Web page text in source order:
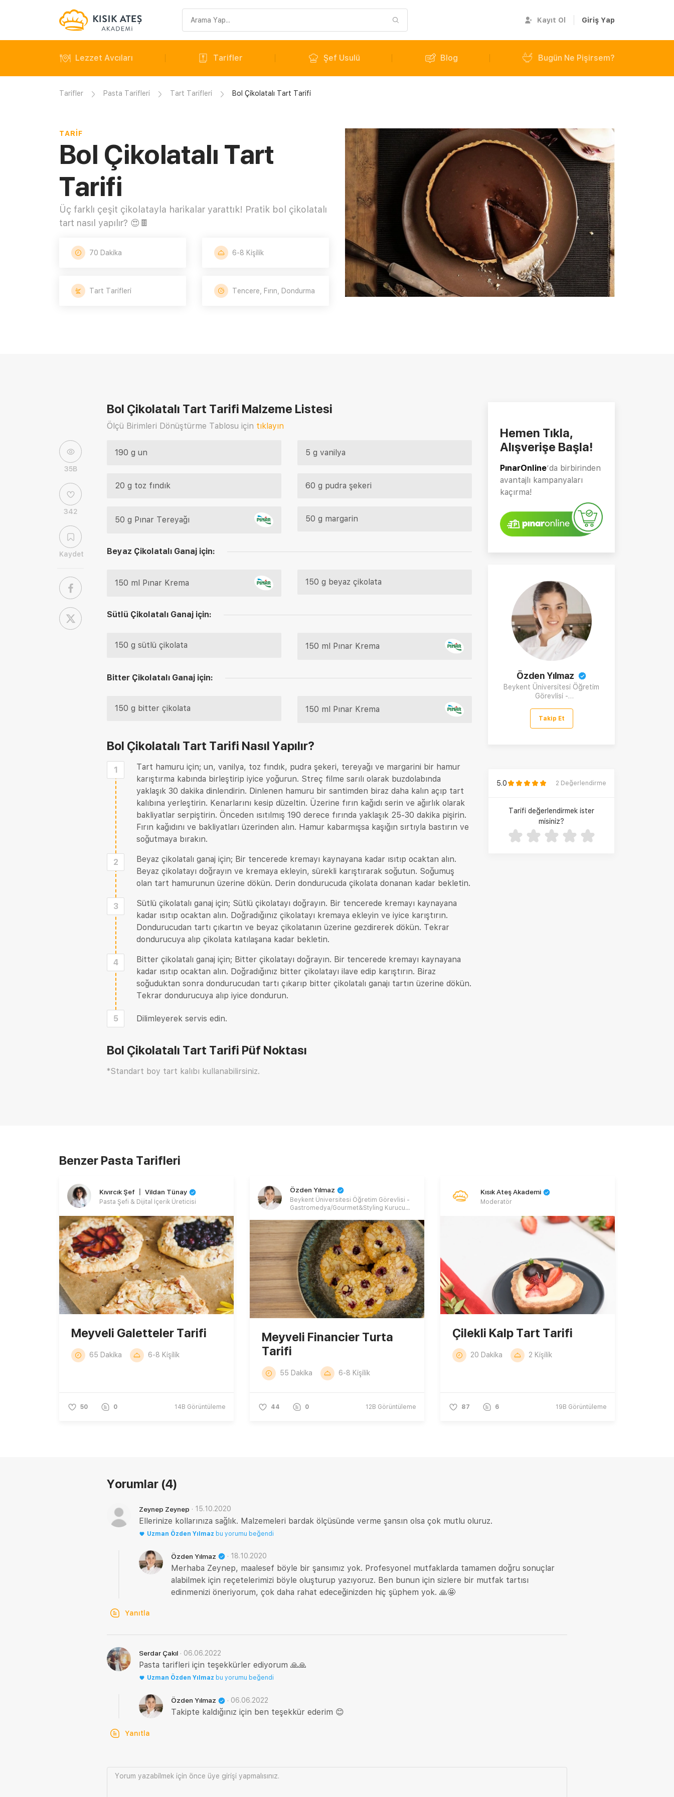
sorgusu
Kayıt Ol Giriş Yap
Lezzet Avcıları Tarifler Şef Usulü Blog Bugün Ne Pişirsem?
Tarifler Pasta Tarifleri Tart Tarifleri Bol Çikolatalı Tart Tarifi
TARIF
Bol Çikolatalı Tart
Tarifi
Üç farklı çeşit çikolatayla harikalar yarattık! Pratik bol çikolatalı
tart nasıl yapılır? 😍🍫
70 Dakika 6-8 Kişilik
Tart Tarifleri Tencere, Fırın, Dondurma
35B
342
Kaydet
Bol Çikolatalı Tart Tarifi Malzeme Listesi
Ölçü Birimleri Dönüştürme Tablosu için tıklayın
190 g un 5 g vanilya
20 g toz fındık 60 g pudra şekeri
50 g Pınar Tereyağı 50 g margarin
Beyaz Çikolatalı Ganaj için:
150 ml Pınar Krema 150 g beyaz çikolata
Sütlü Çikolatalı Ganaj için:
150 g sütlü çikolata 150 ml Pınar Krema
Bitter Çikolatalı Ganaj için:
150 g bitter çikolata 150 ml Pınar Krema
Bol Çikolatalı Tart Tarifi Nasıl Yapılır?
1
Tart hamuru için; un, vanilya, toz fındık, pudra şekeri, tereyağı ve margarini bir hamur
karıştırma kabında birleştirip iyice yoğurun. Streç filme sarılı olarak buzdolabında
yaklaşık 30 dakika dinlendirin. Dinlenen hamuru bir santimden biraz daha kalın açıp tart
kalıbına yerleştirin. Kenarlarını kesip düzeltin. Üzerine fırın kağıdı serin ve ağırlık olarak
bakliyatlar serpiştirin. Önceden ısıtılmış 190 derece fırında yaklaşık 25-30 dakika pişirin.
Fırın kağıdını ve bakliyatları üzerinden alın. Hamur kabarmışsa kaşığın sırtıyla bastırın ve
soğutmaya bırakın.
2
Beyaz çikolatalı ganaj için; Bir tencerede kremayı kaynayana kadar ısıtıp ocaktan alın.
Beyaz çikolatayı doğrayın ve kremaya ekleyin, sürekli karıştırarak soğutun. Soğumuş
olan tart hamurunun üzerine dökün. Derin dondurucuda çikolata donanan kadar bekletin.
3
Sütlü çikolatalı ganaj için; Sütlü çikolatayı doğrayın. Bir tencerede kremayı kaynayana
kadar ısıtıp ocaktan alın. Doğradığınız çikolatayı kremaya ekleyin ve iyice karıştırın.
Dondurucudan tartı çıkartın ve beyaz çikolatanın üzerine gezdirerek dökün. Tekrar
dondurucuya alıp çikolata katılaşana kadar bekletin.
4
Bitter çikolatalı ganaj için; Bitter çikolatayı doğrayın. Bir tencerede kremayı kaynayana
kadar ısıtıp ocaktan alın. Doğradığınız bitter çikolatayı ilave edip karıştırın. Biraz
soğuduktan sonra dondurucudan tartı çıkarıp bitter çikolatalı ganajı tartın üzerine dökün.
Tekrar dondurucuya alıp iyice dondurun.
5 Dilimleyerek servis edin.
Bol Çikolatalı Tart Tarifi Püf Noktası
*Standart boy tart kalıbı kullanabilirsiniz.
Hemen Tıkla,
Alışverişe Başla!
PınarOnline’da birbirinden
avantajlı kampanyaları
kaçırma!
Özden Yılmaz
Beykent Üniversitesi Öğretim
Görevlisi -
Kurucu Ortağı
Takip Et
5.0 2 Değerlendirme
Tarifi değerlendirmek ister
misiniz?
Benzer Pasta Tarifleri
Kıvırcık Şef 〡 Vildan Tünay
Pasta Şefi & Dijital İçerik Üreticisi
Meyveli Galetteler Tarifi
65 Dakika 6-8 Kişilik
50 0 14B Görüntüleme
Özden Yılmaz
Beykent Üniversitesi Öğretim Görevlisi -
Gastromedya/Gourmet&Styling Kurucu
Meyveli Financier Turta
Tarifi
55 Dakika 6-8 Kişilik
44 0 12B Görüntüleme
Kısık Ateş Akademi
Moderatör
Çilekli Kalp Tart Tarifi
20 Dakika 2 Kişilik
87 6 19B Görüntüleme
Yorumlar (4)
Zeynep Zeynep · 15.10.2020
Ellerinize kollarınıza sağlık. Malzemeleri bardak ölçüsünde verme şansın olsa çok mutlu oluruz.
Uzman Özden Yılmaz bu yorumu beğendi
Özden Yılmaz · 18.10.2020
Merhaba Zeynep, maalesef böyle bir şansımız yok. Profesyonel mutfaklarda tamamen doğru sonuçlar
alabilmek için reçetelerimizi böyle oluşturup yazıyoruz. Ben bunun için sizlere bir mutfak tartısı
edinmenizi öneriyorum, çok daha rahat edeceğinizden hiç şüphem yok. 🙏🤩
Yanıtla
Serdar Çakıl · 06.06.2022
Pasta tarifleri için teşekkürler ediyorum 🙏🙏
Uzman Özden Yılmaz bu yorumu beğendi
Özden Yılmaz · 06.06.2022
Takipte kaldığınız için ben teşekkür ederim 😊
Yanıtla
Yorum yazabilmek için önce üye girişi yapmalısınız.